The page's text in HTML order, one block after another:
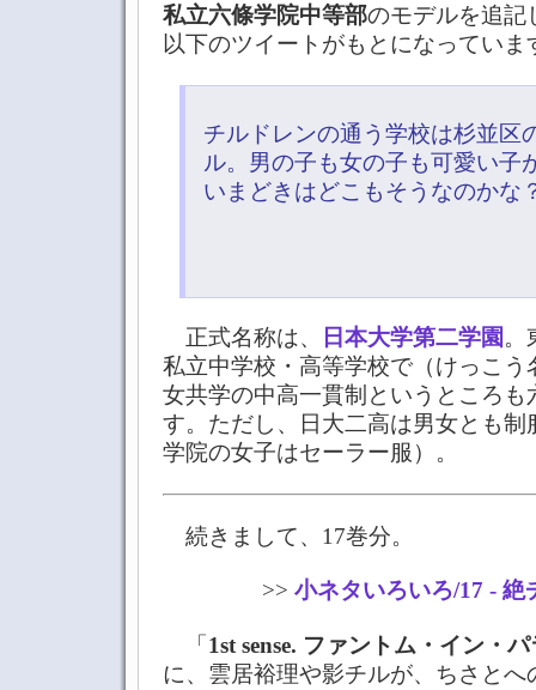
私立六條学院中等部のモデルを追記
以下のツイートがもとになっていま
チルドレンの通う学校は杉並区
ル。男の子も女の子も可愛い子
いまどきはどこもそうなのかな
正式名称は、 日本大学第二学園 。
私立中学校・高等学校で（けっこう
女共学の中高一貫制というところも
す。ただし、日大二高は男女とも制
学院の女子はセーラー服）。
続きまして、17巻分。
>> 小ネタいろいろ/17 - 絶
「1st sense. ファントム・イン・
に、雲居裕理や影チルが、ちさとへ